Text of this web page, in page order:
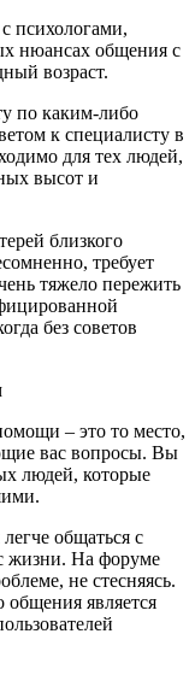
психологами,
нюансах общения с
возраст.
по каким-либо
к специалисту в
для тех людей,
высот и
близкого
требует
тяжело пережить
без советов
– это то место,
вас вопросы. Вы
людей, которые
общаться с
жизни. На форуме
не стесняясь.
является